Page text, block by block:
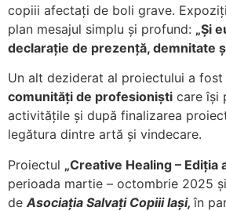
copiii afectați de boli grave.
plan mesajul simplu și profund: „Și
declarație de prezență, demnitate
Un alt deziderat al proiectului a fost
comunități de profesioniști care își
activitățile și după finalizarea
legătura dintre artă și vindecare.
Proiectul „Creative Healing – Ediția
perioada martie – octombrie 2025
de Asociația Salvați Copiii Iași,în